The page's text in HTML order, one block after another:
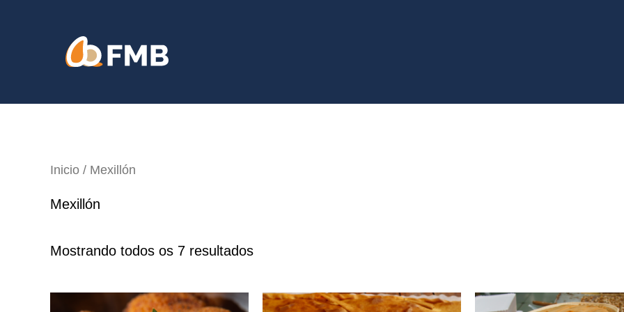
Inicio / Mexillón
Mexillón
Mostrando todos os 7 resultados